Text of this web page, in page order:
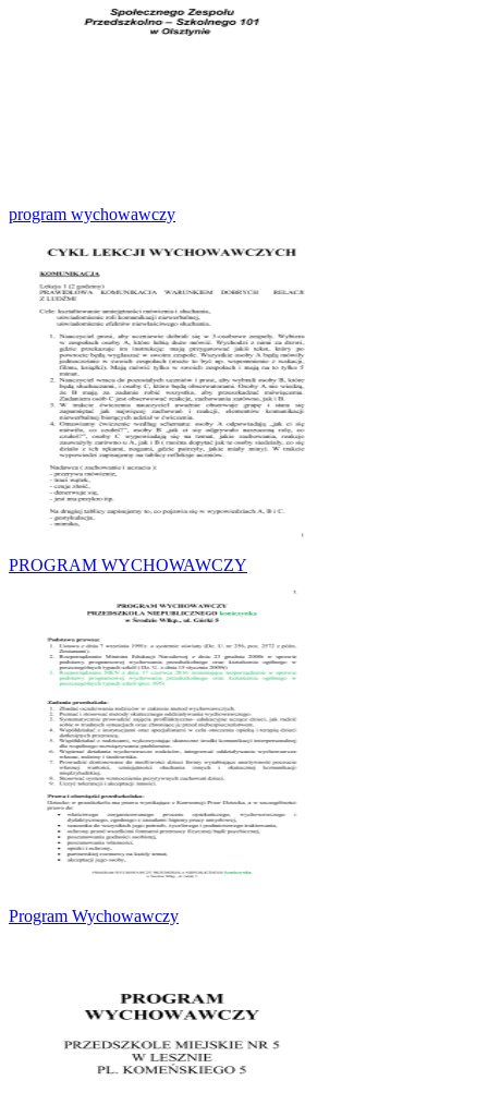
program wychowawczy
PROGRAM WYCHOWAWCZY
Program Wychowawczy